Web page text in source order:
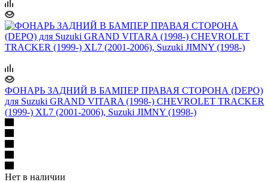
ФОНАРЬ ЗАДНИЙ В БАМПЕР ПРАВАЯ СТОРОНА (DEPO)
для Suzuki GRAND VITARA (1998-) CHEVROLET TRACKER
(1999-) XL7 (2001-2006), Suzuki JIMNY (1998-)
Нет в наличии